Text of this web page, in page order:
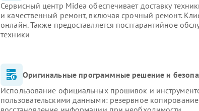
Сервисный центр Midea обеспечивает доставку
и качественный ремонт, включая срочный ремонт.
онлайн. Также предоставляется постгарантийное
техники
Оригинальные программные решение и
Использование официальных прошивок и
пользовательскими данными: резервное